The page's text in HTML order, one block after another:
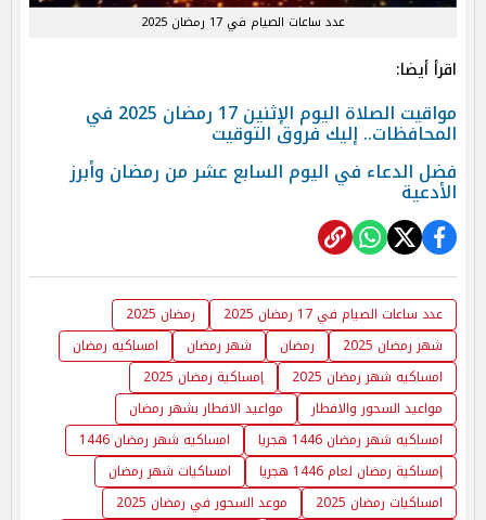
عدد ساعات الصيام في 17 رمضان 2025
اقرأ أيضا:
مواقيت الصلاة اليوم الإثنين 17 رمضان 2025 في
المحافظات.. إليك فروق التوقيت
فضل الدعاء في اليوم السابع عشر من رمضان وأبرز
الأدعية
عدد ساعات الصيام في 17 رمضان 2025
رمضان 2025
شهر رمضان 2025
رمضان شهر رمضان
امساكيه رمضان
امساكيه شهر رمضان 2025
إمساكية رمضان 2025
مواعيد السحور والافطار
مواعيد الافطار بشهر رمضان
امساكيه شهر رمضان 1446 هجريا
امساكيه شهر رمضان 1446
إمساكية رمضان لعام 1446 هجريا
امساكيات شهر رمضان
امساكيات رمضان 2025
موعد السحور في رمضان 2025